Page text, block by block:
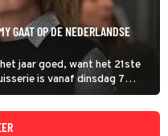
GAAT OP DE NEDERLANDSE
jaar goed, want het 21ste
is vanaf dinsdag 7
op NET5.